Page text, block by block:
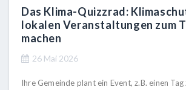
Das Klima-Quizzrad:
lokalen Veranstaltungen zum
machen
26 Mai 2026
Ihre Gemeinde plant ein Event, z.B. einen Tag